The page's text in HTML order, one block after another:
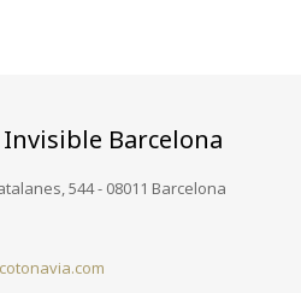
Barcelona
544 - 08011 Barcelona